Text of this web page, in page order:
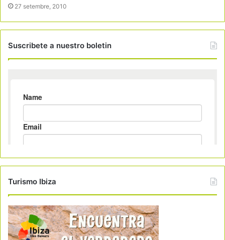
27 setembre, 2010
Suscribete a nuestro boletin
Turismo Ibiza